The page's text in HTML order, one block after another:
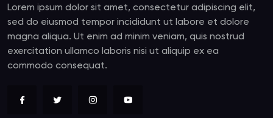
Lorem ipsum dolor sit amet, consectetur adipiscing elit,
sed do eiusmod tempor incididunt ut labore et dolore
magna aliqua. Ut enim ad minim veniam, quis nostrud
exercitation ullamco laboris nisi ut aliquip ex ea
commodo consequat.